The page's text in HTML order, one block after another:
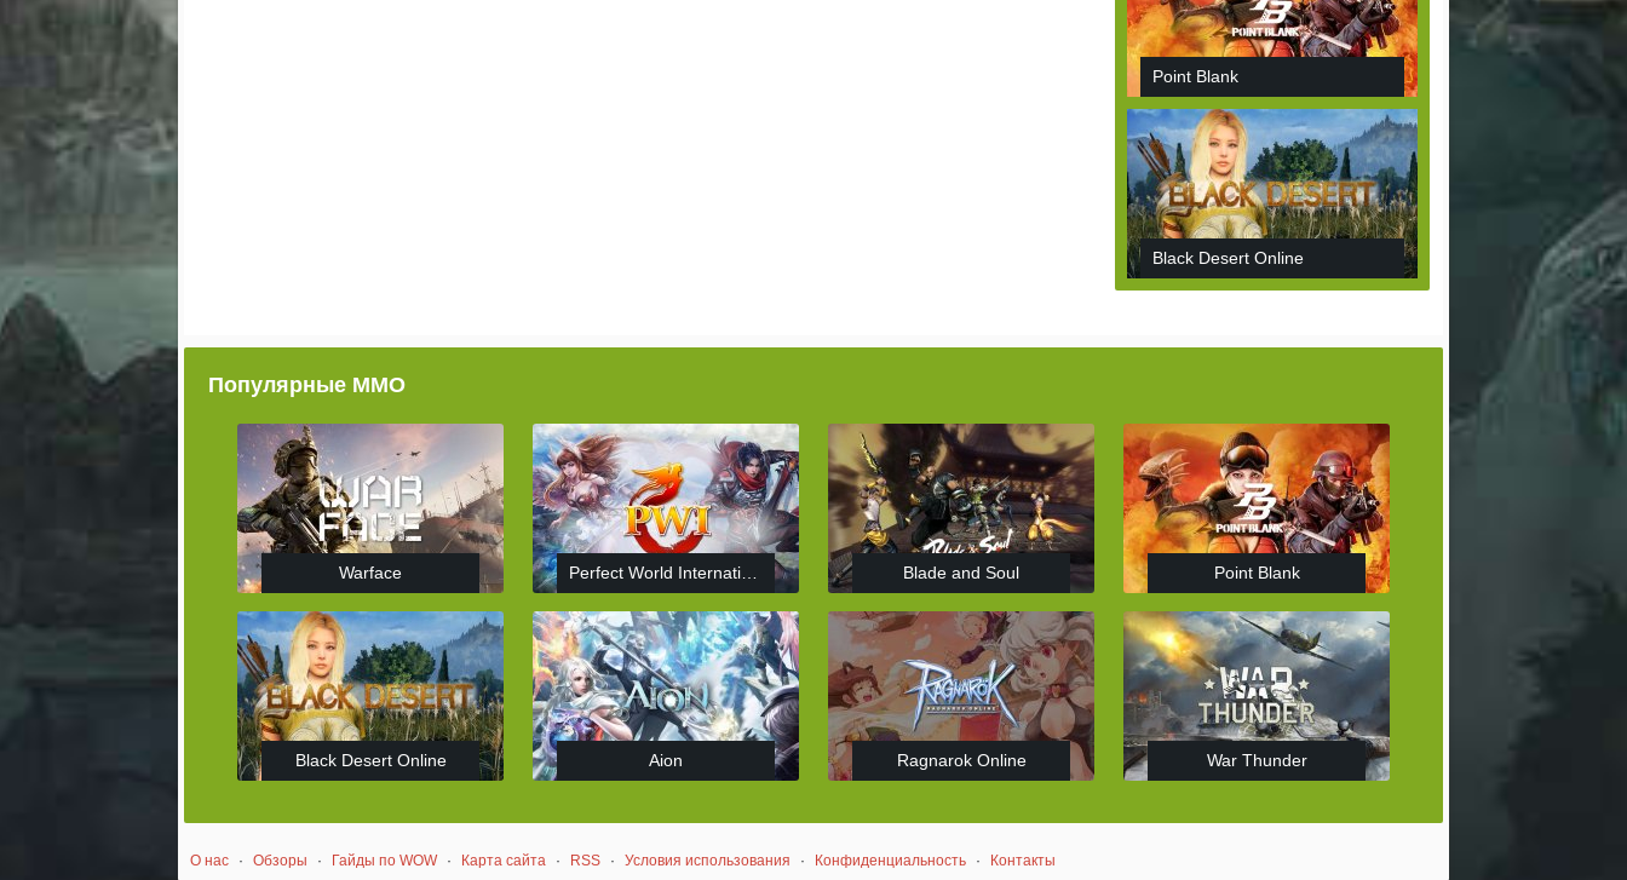
Point Blank
Black Desert Online
Популярные ММО
Warface Blade and Soul Point Blank
Black Desert Online Aion Ragnarok Online War Thunder
О нас · Обзоры · Гайды по WOW · Карта сайта · RSS · Условия использования · Конфиденциальность · Контакты